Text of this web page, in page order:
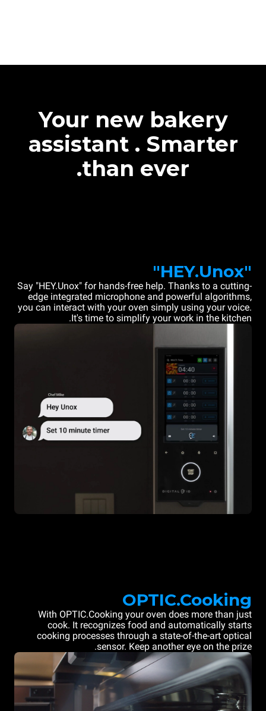
Your new bakery
assistant . Smarter
than ever.
"HEY.Unox"
Say "HEY.Unox" for hands-free help. Thanks to a cutting-
edge integrated microphone and powerful algorithms,
you can interact with your oven simply using your voice.
It's time to simplify your work in the kitchen.
OPTIC.Cooking
With OPTIC.Cooking your oven does more than just
cook. It recognizes food and automatically starts
cooking processes through a state-of-the-art optical
sensor. Keep another eye on the prize.